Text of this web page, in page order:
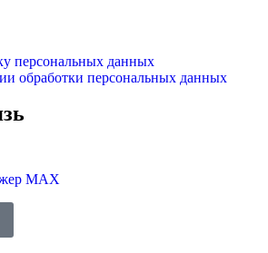
персональных данных
обработки персональных данных
MAX